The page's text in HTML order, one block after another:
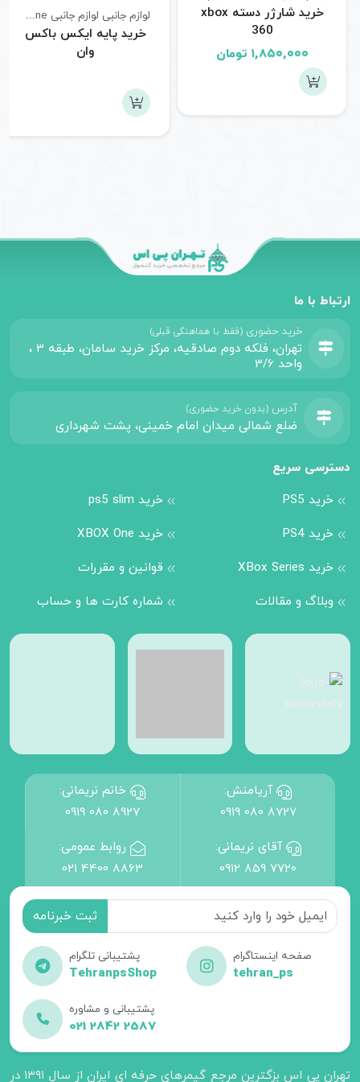
خرید شارژر دسته xbox
360
۱,۸۵۰,۰۰۰ تومان
لوازم جانبی لوازم جانبی xbox one
خرید پایه ایکس باکس
وان
ارتباط با ما
خرید حضوری(فقط با هماهنگی قبلی)
تهران، فلکه دوم صادقیه، مرکز خرید سامان، طبقه 3 ،
واحد 3/6
آدرس (بدون خرید حضوری)
ضلع شمالی میدان امام خمینی، پشت شهرداری
دسترسی سریع
خرید PS5
خرید ps5 slim
خرید PS4
خرید XBOX One
خرید XBox Series
قوانین و مقررات
وبلاگ و مقالات
شماره کارت ها و حساب
آریامنش:
0919 080 8727
خانم نریمانی:
0919 080 8927
آقای نریمانی:
0912 859 7720
روابط عمومی:
021 4400 8863
صفحه اینستاگرام
tehran_ps
پشتیبانی تلگرام
TehranpsShop
پشتیبانی و مشاوره
021 2842 2587
تهران پی اس بزگترین مرجع گیمرهای حرفه ای ایران از سال ۱۳۹۱ در